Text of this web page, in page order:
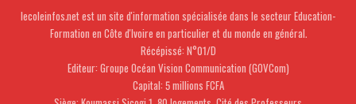
lecoleinfos.net est un site d'information spécialisée dans le secteur Education-
Formation en Côte d'Ivoire en particulier et du monde en général.
Récépissé: N°01/D
Editeur: Groupe Océan Vision Communication (GOVCom)
Capital: 5 millions FCFA